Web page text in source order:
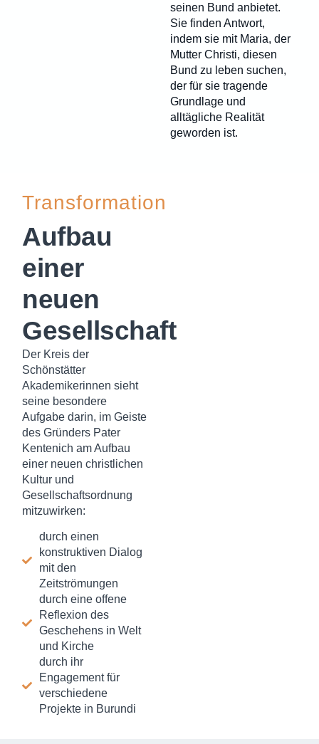
seinen Bund anbietet.
Sie finden Antwort,
indem sie mit Maria, der
Mutter Christi, diesen
Bund zu leben suchen,
der für sie tragende
Grundlage und
alltägliche Realität
geworden ist.
Transformation
Aufbau
einer
neuen
Gesellschaft
Der Kreis der
Schönstätter
Akademikerinnen sieht
seine besondere
Aufgabe darin, im Geiste
des Gründers Pater
Kentenich am Aufbau
einer neuen christlichen
Kultur und
Gesellschaftsordnung
mitzuwirken:
durch einen
konstruktiven Dialog
mit den
Zeitströmungen
durch eine offene
Reflexion des
Geschehens in Welt
und Kirche
durch ihr
Engagement für
verschiedene
Projekte in Burundi